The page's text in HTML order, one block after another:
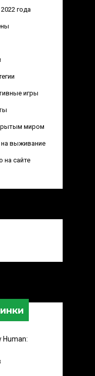
года
игры
миром
выживание
на сайте
Human: